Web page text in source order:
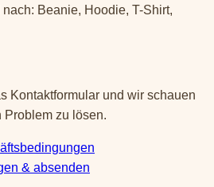
Beanie, Hoodie, T-Shirt,
Kontaktformular und wir schauen
zu lösen.
& absenden